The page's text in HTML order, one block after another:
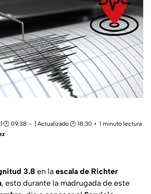
🕑 09:38 | Actualizado 🕑 18:30
1 minuto lectura
3.8 en la escala de Richter
, esto durante la madrugada de este